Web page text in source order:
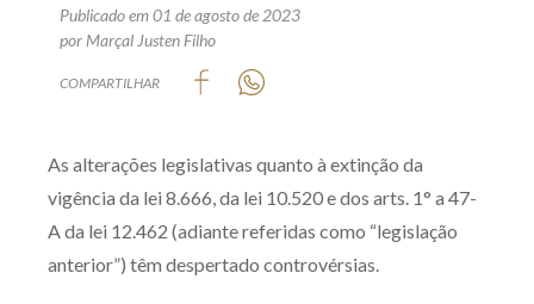
Produtos e serviços
Zênite Play
Orientação por Escrito
Mentoria Zênite
Publicado em 01 de agosto de 2023
por Marçal Justen Filho
COMPARTILHAR
As alterações legislativas quanto à extinção da
vigência da lei 8.666, da lei 10.520 e dos arts. 1° a 47-
A da lei 12.462 (adiante referidas como “legislação
anterior”) têm despertado controvérsias.